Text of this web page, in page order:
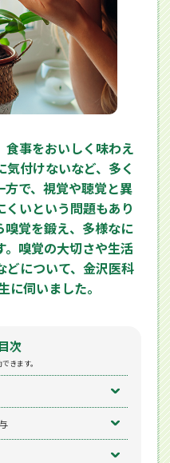
食事をおいしく味わえ
付けないなど、多く
で、視覚や聴覚と異
いという問題もあり
嗅覚を鍛え、多様なに
嗅覚の大切さや生活
どについて、金沢医科
に伺いました。
次
きます。